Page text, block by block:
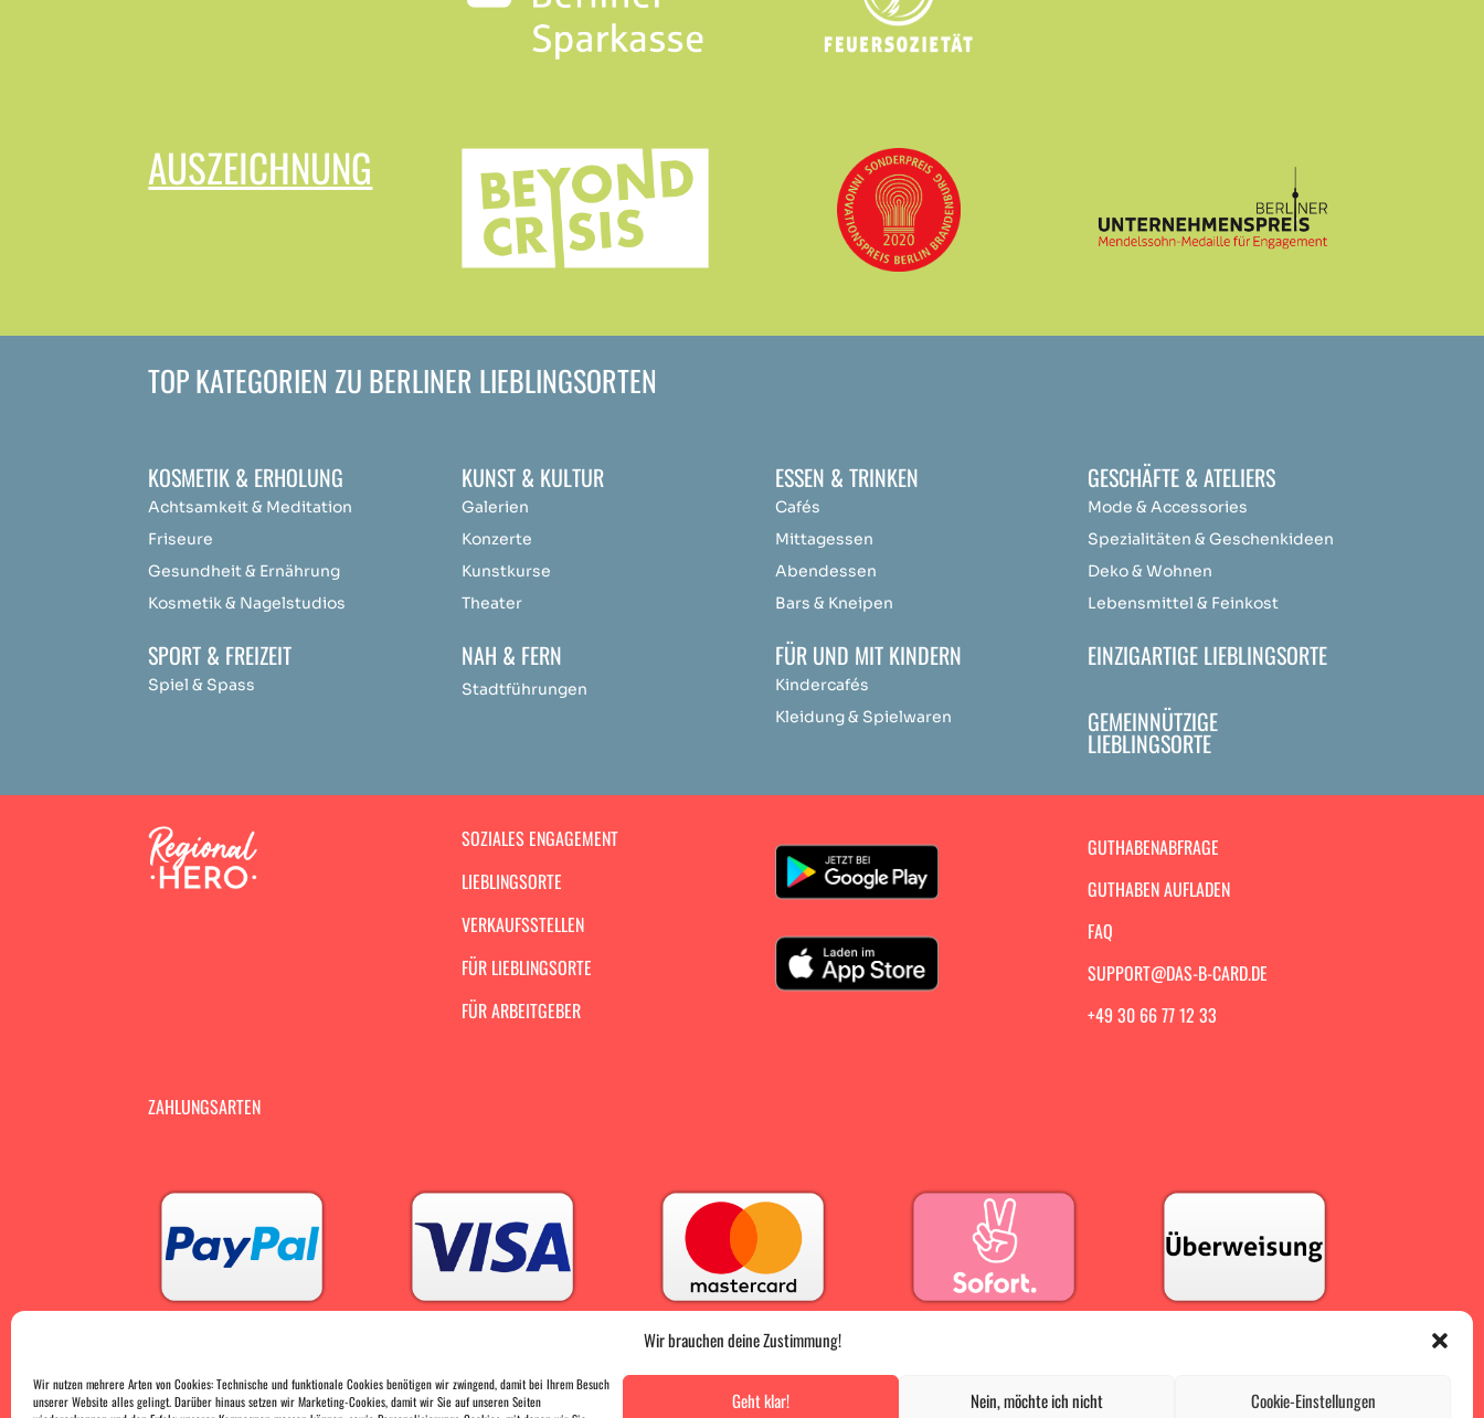
Wir brauchen deine Zustimmung!
Wir nutzen mehrere Arten von Cookies: Technische und funktionale Cookies benötigen wir zwingend, damit bei Ihrem Besuch
unserer Website alles gelingt. Darüber hinaus setzen wir Marketing-Cookies, damit wir Sie auf unseren Seiten
Geht klar! Nein, möchte ich nicht Cookie-Einstellungen
AUSZEICHNUNG
TOP KATEGORIEN ZU BERLINER LIEBLINGSORTEN
KOSMETIK & ERHOLUNG
Achtsamkeit & Meditation
Friseure
Gesundheit & Ernährung
Kosmetik & Nagelstudios
SPORT & FREIZEIT
Spiel & Spass
KUNST & KULTUR
Galerien
Konzerte
Kunstkurse
Theater
NAH & FERN
Stadtführungen
ESSEN & TRINKEN
Cafés
Mittagessen
Abendessen
Bars & Kneipen
FÜR UND MIT KINDERN
Kindercafés
Kleidung & Spielwaren
GESCHÄFTE & ATELIERS
Mode & Accessories
Spezialitäten & Geschenkideen
Deko & Wohnen
Lebensmittel & Feinkost
EINZIGARTIGE LIEBLINGSORTE
GEMEINNÜTZIGE
LIEBLINGSORTE
SOZIALES ENGAGEMENT
LIEBLINGSORTE
VERKAUFSSTELLEN
FÜR LIEBLINGSORTE
FÜR ARBEITGEBER
GUTHABENABFRAGE
GUTHABEN AUFLADEN
FAQ
SUPPORT@DAS-B-CARD.DE
+49 30 66 77 12 33
ZAHLUNGSARTEN
PRESSE|AGB |DATENSCHUTZ |IMPRESSUM